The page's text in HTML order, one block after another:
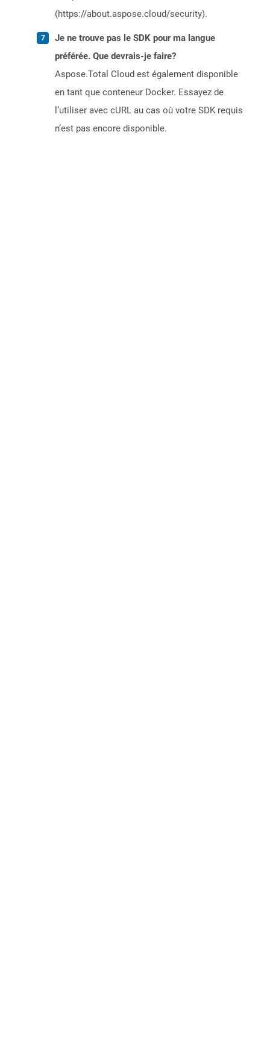
(https://about.aspose.cloud/security).
Je ne trouve pas le SDK pour ma langue
préférée. Que devrais-je faire?
Aspose.Total Cloud est également disponible
en tant que conteneur Docker. Essayez de
l’utiliser avec cURL au cas où votre SDK requis
n’est pas encore disponible.